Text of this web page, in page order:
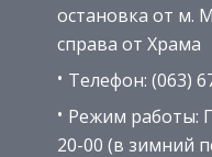
остановка от м.
справа от Храма
Телефон: (063)
Режим работы:
20-00 (в зимний